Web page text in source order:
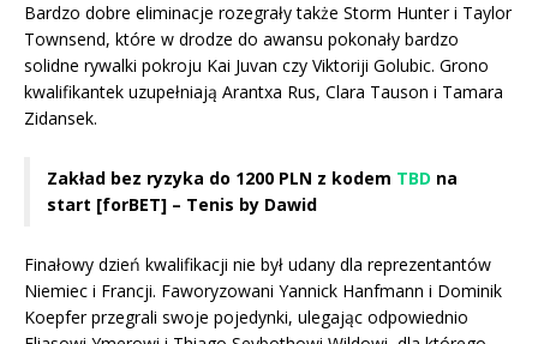
Bardzo dobre eliminacje rozegrały także Storm Hunter i Taylor
Townsend, które w drodze do awansu pokonały bardzo
solidne rywalki pokroju Kai Juvan czy Viktoriji Golubic. Grono
kwalifikantek uzupełniają Arantxa Rus, Clara Tauson i Tamara
Zidansek.
Zakład bez ryzyka do 1200 PLN z kodem TBD na
start [forBET] – Tenis by Dawid
Finałowy dzień kwalifikacji nie był udany dla reprezentantów
Niemiec i Francji. Faworyzowani Yannick Hanfmann i Dominik
Koepfer przegrali swoje pojedynki, ulegając odpowiednio